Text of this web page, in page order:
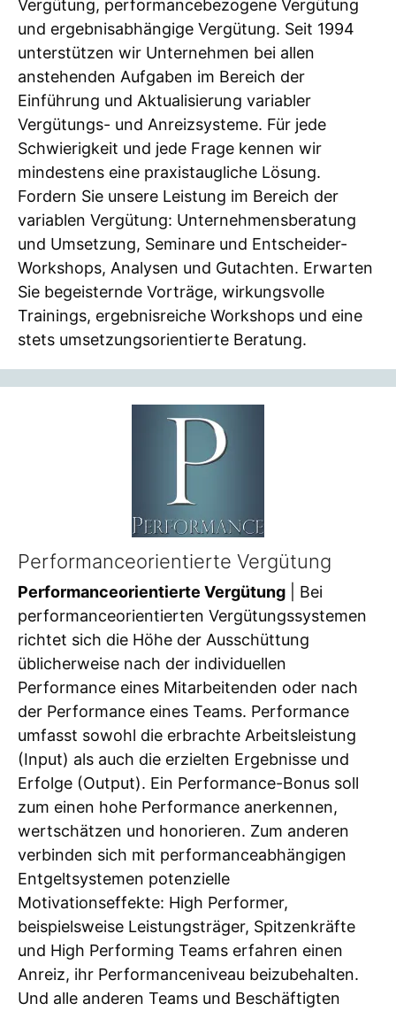
Vergütung, performancebezogene Vergütung
und ergebnisabhängige Vergütung. Seit 1994
unterstützen wir Unternehmen bei allen
anstehenden Aufgaben im Bereich der
Einführung und Aktualisierung variabler
Vergütungs- und Anreizsysteme. Für jede
Schwierigkeit und jede Frage kennen wir
mindestens eine praxistaugliche Lösung.
Fordern Sie unsere Leistung im Bereich der
variablen Vergütung: Unternehmensberatung
und Umsetzung, Seminare und Entscheider-
Workshops, Analysen und Gutachten. Erwarten
Sie begeisternde Vorträge, wirkungsvolle
Trainings, ergebnisreiche Workshops und eine
stets umsetzungsorientierte Beratung.
Performanceorientierte Vergütung
Performanceorientierte Vergütung | Bei
performanceorientierten Vergütungssystemen
richtet sich die Höhe der Ausschüttung
üblicherweise nach der individuellen
Performance eines Mitarbeitenden oder nach
der Performance eines Teams. Performance
umfasst sowohl die erbrachte Arbeitsleistung
(Input) als auch die erzielten Ergebnisse und
Erfolge (Output). Ein Performance-Bonus soll
zum einen hohe Performance anerkennen,
wertschätzen und honorieren. Zum anderen
verbinden sich mit performanceabhängigen
Entgeltsystemen potenzielle
Motivationseffekte: High Performer,
beispielsweise Leistungsträger, Spitzenkräfte
und High Performing Teams erfahren einen
Anreiz, ihr Performanceniveau beizubehalten.
Und alle anderen Teams und Beschäftigten